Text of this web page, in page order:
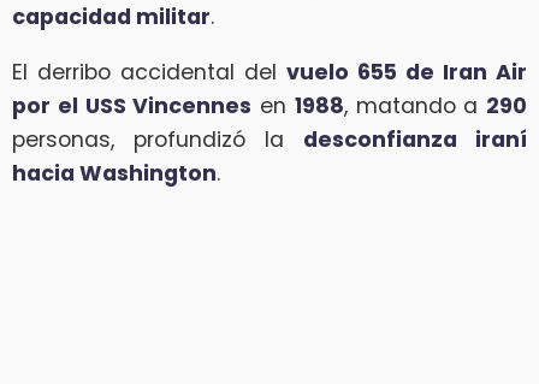
capacidad militar.
El derribo accidental del vuelo 655 de Iran Air
por el USS Vincennes en 1988, matando a 290
personas, profundizó la desconfianza iraní
hacia Washington.